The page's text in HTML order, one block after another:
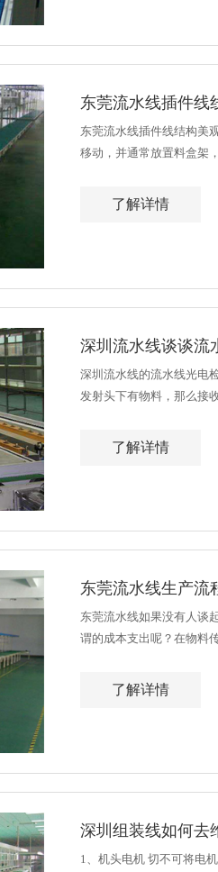
东莞流水线插件线
东莞流水线插件线结构美
移动，并通常放置料盒架
了解详情
深圳流水线谈谈流
深圳流水线的流水线光电
发射头下有物料，那么接
了解详情
东莞流水线生产流
东莞流水线如果没有人谈
谓的成本支出呢？在物料
了解详情
深圳组装线如何去
1、机头电机 切不可将电